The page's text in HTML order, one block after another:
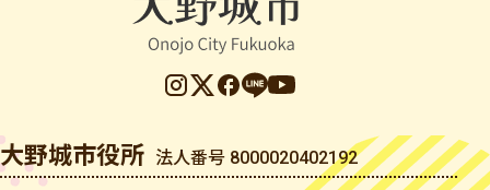
大野城市役所 法人番号 8000020402192